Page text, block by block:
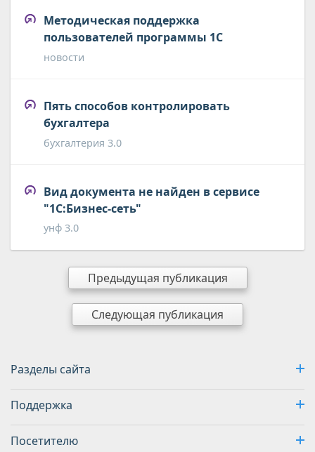
Методическая поддержка
пользователей программы 1С
новости
Пять способов контролировать
бухгалтера
бухгалтерия 3.0
Вид документа не найден в сервисе
"1С:Бизнес-сеть"
унф 3.0
Предыдущая публикация
Следующая публикация
Разделы сайта
Поддержка
Посетителю